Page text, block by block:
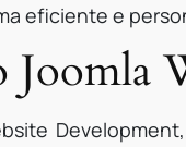
eficiente e
Joomla